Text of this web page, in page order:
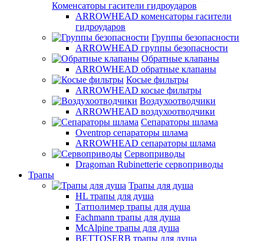
Коменсаторы гасители гидроударов
ARROWHEAD коменсаторы гасители
гидроударов
Группы безопасности
ARROWHEAD группы безопасности
Обратные клапаны
ARROWHEAD обратные клапаны
Косые фильтры
ARROWHEAD косые фильтры
Воздухоотводчики
ARROWHEAD воздухоотводчики
Сепараторы шлама
Oventrop cепараторы шлама
ARROWHEAD сепараторы шлама
Сервоприводы
Dragoman Rubinetterie сервоприводы
Трапы
Трапы для душа
HL трапы для душа
Татполимер трапы для душа
Fachmann трапы для душа
McAlpine трапы для душа
BETTOSERB трапы для душа